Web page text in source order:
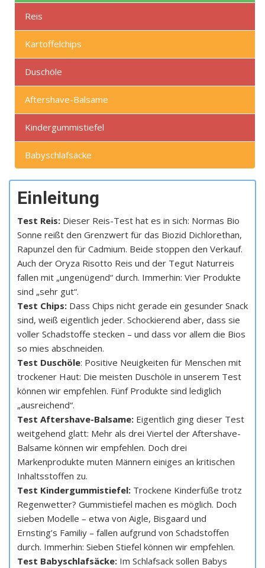
Reis
Kartoffelchips
Duschöle
Aftershave-Balsame
Kindergummistiefel
Babyschlafsäcke
Einleitung
Test Reis: Dieser Reis-Test hat es in sich: Normas Bio
Sonne reißt den Grenzwert für das Biozid Dichlorethan,
Rapunzel den für Cadmium. Beide stoppen den Verkauf.
Auch der Oryza Risotto Reis und der Tegut Naturreis
fallen mit „ungenügend“ durch. Immerhin: Vier Produkte
sind „sehr gut“.
Test Chips: Dass Chips nicht gerade ein gesunder Snack
sind, weiß eigentlich jeder. Schockierend aber, dass sie
voller Schadstoffe stecken – und dass vor allem die Bios
so mies abschneiden.
Test Duschöle: Positive Neuigkeiten für Menschen mit
trockener Haut: Die meisten Duschöle in unserem Test
können wir empfehlen. Fünf Produkte sind lediglich
„ausreichend“.
Test Aftershave-Balsame: Eigentlich ging dieser Test
weitgehend glatt: Mehr als drei Viertel der Aftershave-
Balsame können wir empfehlen. Doch drei
Markenprodukte muten Männern einiges an kritischen
Inhaltsstoffen zu.
Test Kindergummistiefel: Trockene Kinderfüße trotz
Regenwetter? Gummistiefel machen es möglich. Doch
sieben Modelle – etwa von Aigle, Bisgaard und
Ernsting’s Familiy – fallen aufgrund von Schadstoffen
durch. Immerhin: Sieben Stiefel können wir empfehlen.
Test Babyschlafsäcke: Im Schlafsack sollen Babys